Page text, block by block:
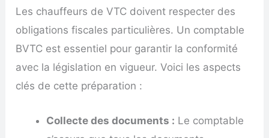
Les chauffeurs de VTC doivent respecter des
obligations fiscales particulières. Un comptable
BVTC est essentiel pour garantir la conformité
avec la législation en vigueur. Voici les aspects
clés de cette préparation :
Collecte des documents : Le comptable